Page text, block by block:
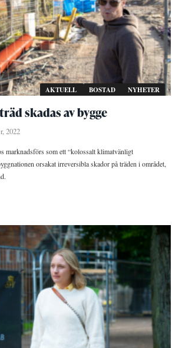
AKTUELL BOSTAD NYHETER
skadas av bygge
2022
marknadsförs som ett “kolossalt klimatvänligt
orsakat irreversibla skador på träden i området,